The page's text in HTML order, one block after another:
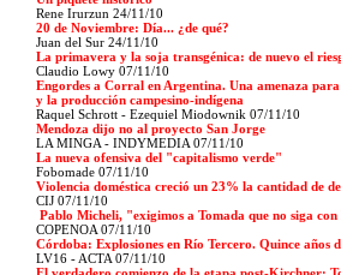
Rene Irurzun 24/11/10
20 de Noviembre: Día... ¿de qué?
Juan del Sur 24/11/10
La primavera y la soja transgénica: de nuevo el
Claudio Lowy 07/11/10
Engordes a Corral en Argentina. Una amenaza
y la producción campesino-indígena
Raquel Schrott - Ezequiel Miodownik 07/11/10
Mendoza dijo no al proyecto San Jorge
LA MINGA - INDYMEDIA 07/11/10
La nueva ofensiva del "capitalismo verde"
Fobomade 07/11/10
Violencia doméstica creció un 23% la cantidad de
CIJ 07/11/10
Pablo Micheli, "exigimos a Tomada que no siga
COPENOA 07/11/10
Córdoba: Explosiones en Río Tercero. Quince años
LV16 - ACTA 07/11/10